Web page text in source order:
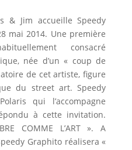
& Jim accueille Speedy
mai 2014. Une première
consacré
née d’un « coup de
de cet artiste, figure
du street art. Speedy
qui l’accompagne
à cette invitation.
COMME L’ART ». A
Graphito réalisera «